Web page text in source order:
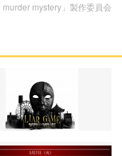
mystery」製作委員会